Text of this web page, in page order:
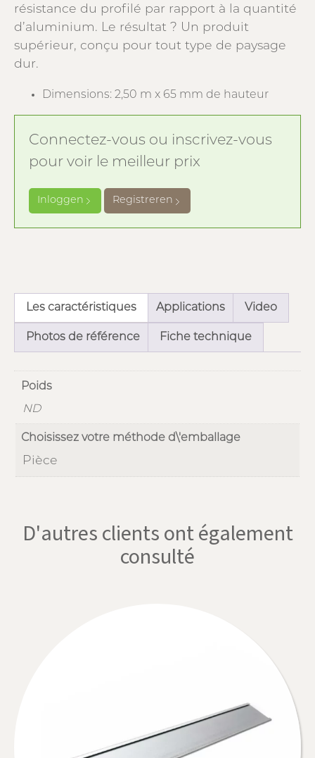
résistance du profilé par rapport à la quantité
d’aluminium. Le résultat ? Un produit
supérieur, conçu pour tout type de paysage
dur.
Dimensions: 2,50 m x 65 mm de hauteur
Connectez-vous ou inscrivez-vous
pour voir le meilleur prix
Inloggen Registreren
Les caractéristiques Applications Video
Photos de référence Fiche technique
Poids
ND
Choisissez votre méthode d\'emballage
Pièce
D'autres clients ont également
consulté